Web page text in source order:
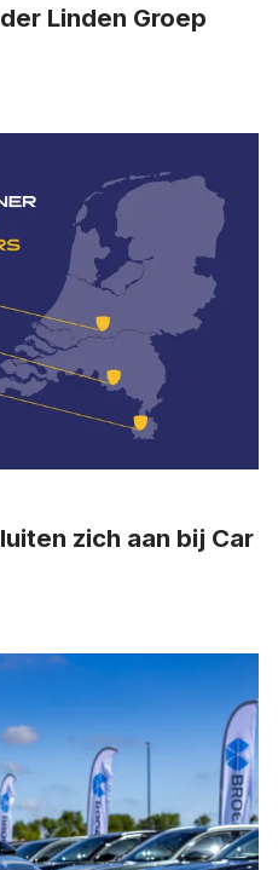
Linden Groep
zich aan bij Car